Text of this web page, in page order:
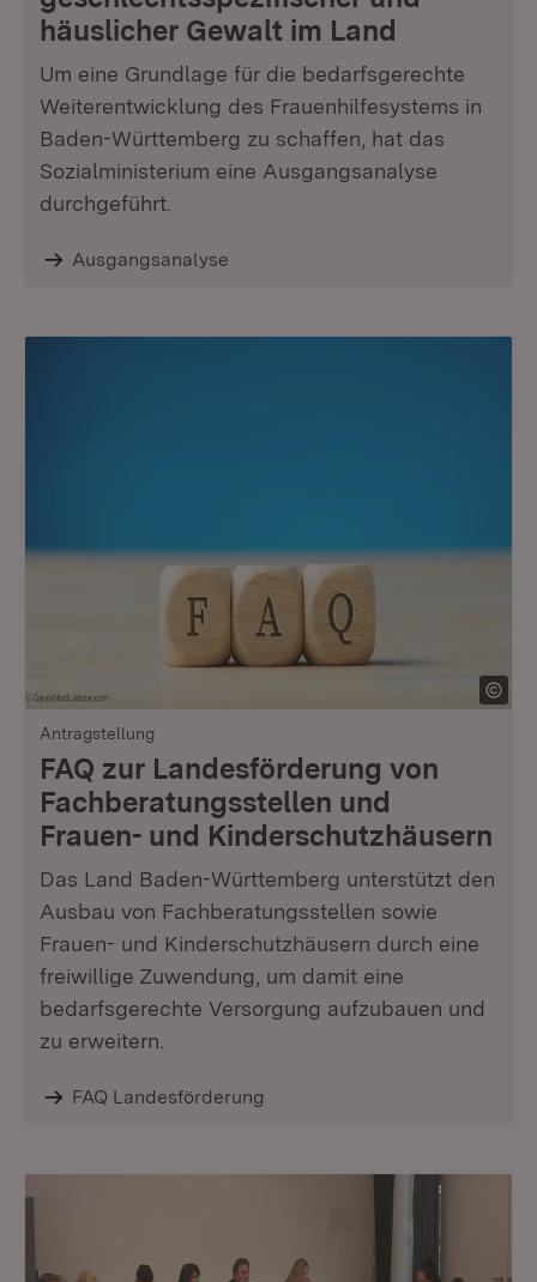
häuslicher Gewalt im Land
Um eine Grundlage für die bedarfsgerechte
Weiterentwicklung des Frauenhilfesystems in
Baden-Württemberg zu schaffen, hat das
Sozialministerium eine Ausgangsanalyse
durchgeführt.
Ausgangsanalyse
Antragstellung
FAQ zur Landesförderung von
Fachberatungsstellen und
Frauen- und Kinderschutzhäusern
Das Land Baden-Württemberg unterstützt den
Ausbau von Fachberatungsstellen sowie
Frauen- und Kinderschutzhäusern durch eine
freiwillige Zuwendung, um damit eine
bedarfsgerechte Versorgung aufzubauen und
zu erweitern.
FAQ Landesförderung